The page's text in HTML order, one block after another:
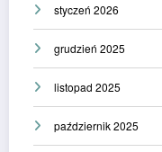
styczeń 2026
grudzień 2025
listopad 2025
październik 2025